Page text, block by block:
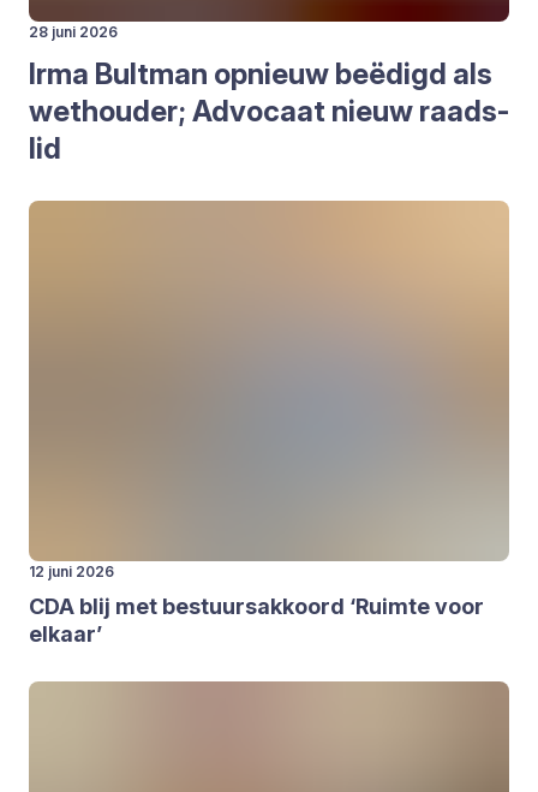
28 juni 2026
Irma Bult­man opnieuw beë­digd als
wet­hou­der; Advo­caat nieuw raads­
lid
12 juni 2026
CDA blij met bestuurs­ak­koord ‘Ruim­te voor
elkaar’